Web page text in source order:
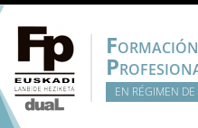
Saltar
contenido
FORMACIÓN
P
EN RÉGIMEN